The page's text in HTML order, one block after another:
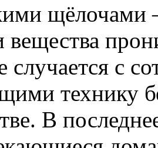
щёлочами
вещества
случается с
технику
В